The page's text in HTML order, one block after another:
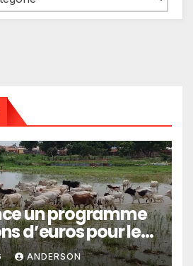
un programme
d’euros pour le
ANDERSON